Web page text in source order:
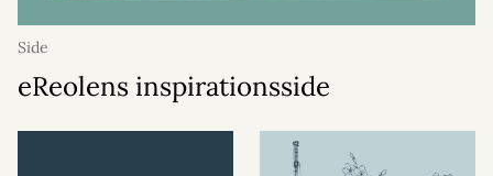
Side
eReolens inspirationsside